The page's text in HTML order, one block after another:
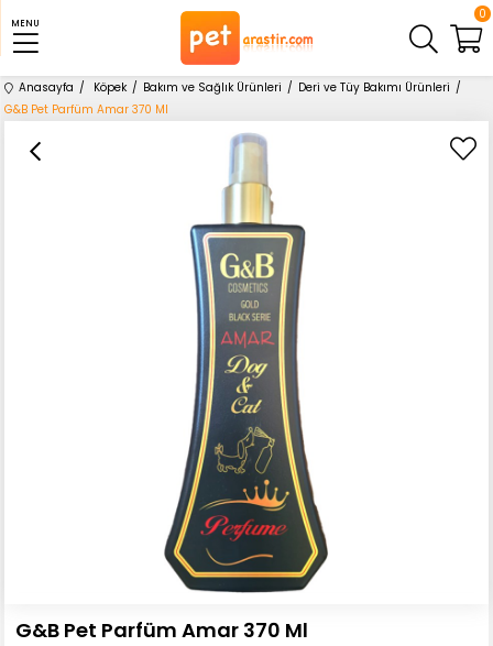
MENU
0
Anasayfa Köpek Bakım ve Sağlık Ürünleri
Deri ve Tüy Bakımı Ürünleri
G&B Pet Parfüm Amar 370 Ml
G&B Pet Parfüm Amar 370 Ml